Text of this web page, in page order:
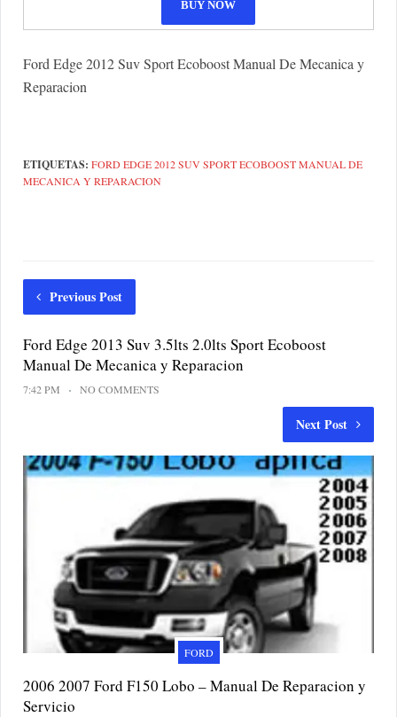
Ford Edge 2012 Suv Sport Ecoboost Manual De Mecanica y
Reparacion
ETIQUETAS: FORD EDGE 2012 SUV SPORT ECOBOOST MANUAL DE
MECANICA Y REPARACION
Previous Post
Ford Edge 2013 Suv 3.5lts 2.0lts Sport Ecoboost
Manual De Mecanica y Reparacion
7:42 PM NO COMMENTS
Next Post
FORD
2006 2007 Ford F150 Lobo – Manual De Reparacion y
Servicio